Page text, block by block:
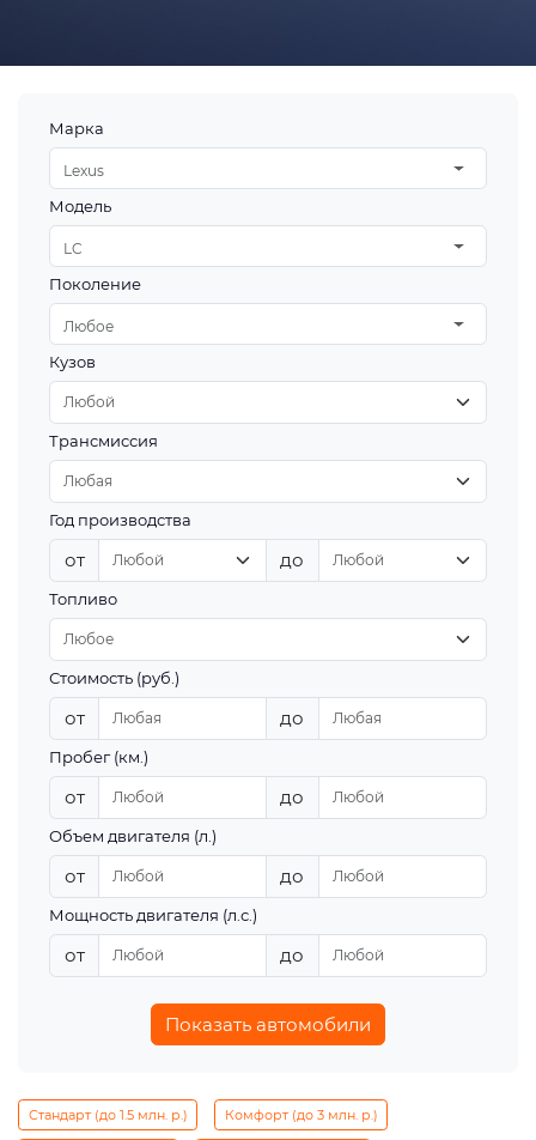
Марка
Lexus
Модель
LC
Поколение
Любое
Кузов
Трансмиссия
Год производства
от до
Топливо
Стоимость (руб.)
от до
Пробег (км.)
от до
Объем двигателя (л.)
от до
Мощность двигателя (л.с.)
от до
Показать автомобили
Стандарт (до 1.5 млн. р.) Комфорт (до 3 млн. р.)